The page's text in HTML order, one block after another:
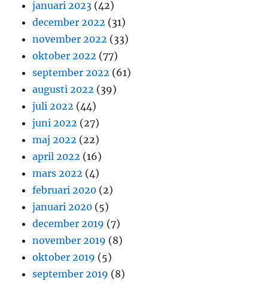
januari 2023 (42)
december 2022 (31)
november 2022 (33)
oktober 2022 (77)
september 2022 (61)
augusti 2022 (39)
juli 2022 (44)
juni 2022 (27)
maj 2022 (22)
april 2022 (16)
mars 2022 (4)
februari 2020 (2)
januari 2020 (5)
december 2019 (7)
november 2019 (8)
oktober 2019 (5)
september 2019 (8)